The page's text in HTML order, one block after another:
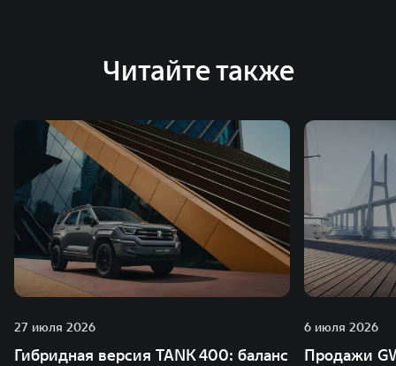
зарубежных – в России, Таиланде, Бразилии и Индии, а
Читайте также
27 июля 2026
Гибридная версия TANK 400: баланс
6 июля 2026
Продажи